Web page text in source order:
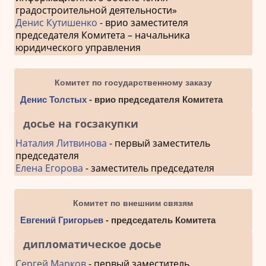
градостроительной деятельности»
Денис Кутишенко - врио заместителя
председателя Комитета – начальника
юридического управления
Комитет по государственному заказу
Денис Толстых- врио председателя Комитета
досье на госзакупки
Наталия Литвинова - первый заместитель
председателя
Елена Егорова - заместитель председателя
Комитет по внешним связям
Евгений Григорьев- председатель Комитета
дипломатическое досье